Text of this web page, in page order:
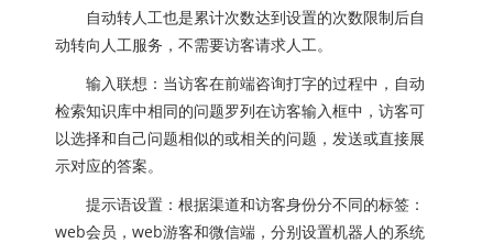
自动转人工也是累计次数达到设置的次数限制后自
动转向人工服务，不需要访客请求人工。
输入联想：当访客在前端咨询打字的过程中，自动
检索知识库中相同的问题罗列在访客输入框中，访客可
以选择和自己问题相似的或相关的问题，发送或直接展
示对应的答案。
提示语设置：根据渠道和访客身份分不同的标签：
web会员，web游客和微信端，分别设置机器人的系统